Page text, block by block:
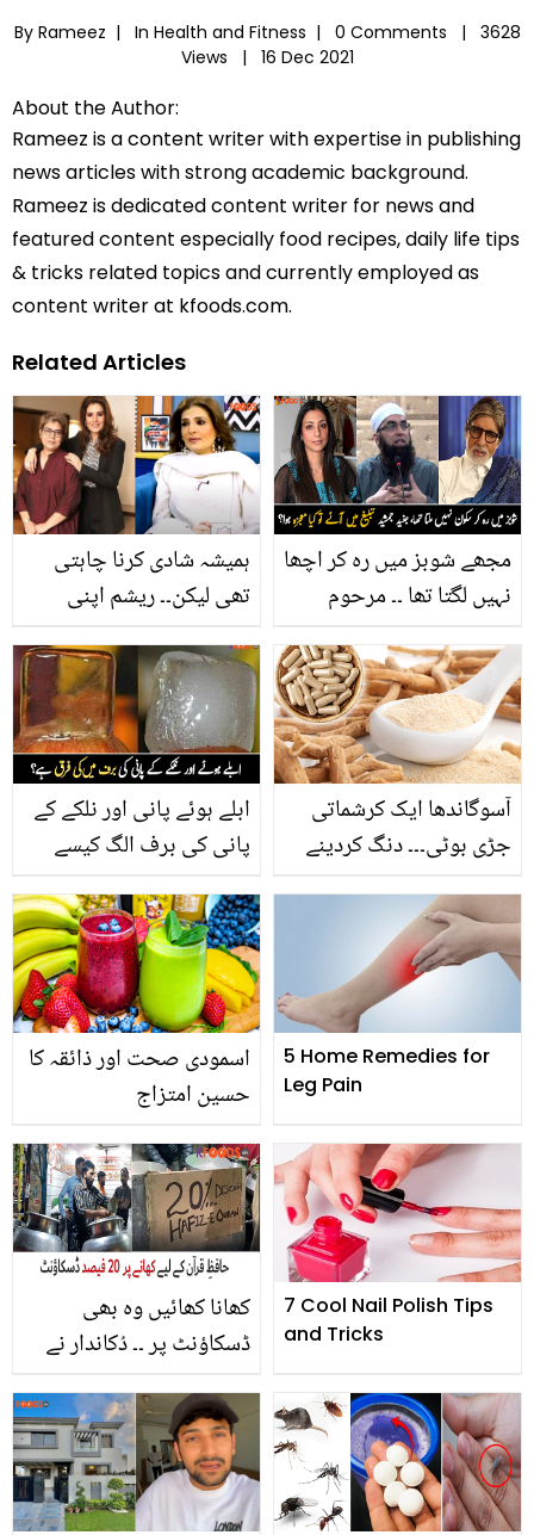
By Rameez | In Health and Fitness | 0 Comments |
3628
Views |
16 Dec 2021
About the Author:
Rameez is a content writer with expertise in publishing
news articles with strong academic background.
Rameez is dedicated content writer for news and
featured content especially food recipes, daily life tips
& tricks related topics and currently employed as
content writer at kfoods.com.
Related Articles
ہمیشہ شادی کرنا چاہتی
تھی لیکن۔۔ ریشم اپنی
ہونے کی وجہ سمجھتی
ہیں؟
مجھے شوبز میں رہ کر اچھا
نہیں لگتا تھا ۔۔ مرحوم
تو ایسا کیا ہوا جو بھارتی
اداکاروں کی جگہ لے لی،
دیکھیں
ابلے ہوئے پانی اور نلکے کے
پانی کی برف الگ کیسے
کرنے کا آسان طریقہ
آسوگاندھا ایک کرشماتی
جڑی بوٹی۔۔۔ دنگ کردینے
اسمودی صحت اور ذائقہ کا
حسین امتزاج
5 Home Remedies for
Leg Pain
کھانا کھائیں وہ بھی
ڈسکاؤنٹ پر ۔۔ دُکاندار نے
اٹھایا وہ قدم کہ سب لوگ
تعریف کرنے پر مجبور
ہوگئے
7 Cool Nail Polish Tips
and Tricks